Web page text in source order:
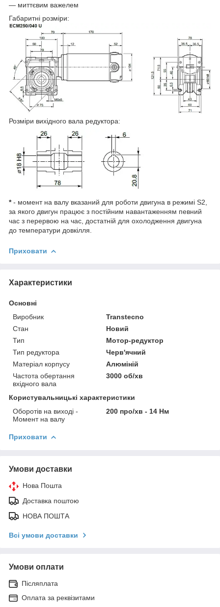
— миттєвим важелем
Габаритні розміри:
Розміри вихідного вала редуктора:
*- момент на валу вказаний для роботи двигуна в режимі S2,
за якого двигун працює з постійним навантаженням певний
час з перервою на час, достатній для охолодження двигуна
до температури довкілля.
Приховати
Характеристики
Основні
Виробник
Transtecno
Стан
Новий
Тип
Мотор-редуктор
Тип редуктора
Черв'ячний
Матеріал корпусу
Алюміній
Частота обертання
вхідного вала
3000 об/хв
Користувальницькі характеристики
Оборотів на виході -
Момент на валу
200 про/хв - 14 Нм
Приховати
Умови доставки
Нова Пошта
Доставка поштою
НОВА ПОШТА
Всі умови доставки
Умови оплати
Післяплата
Оплата за реквізитами